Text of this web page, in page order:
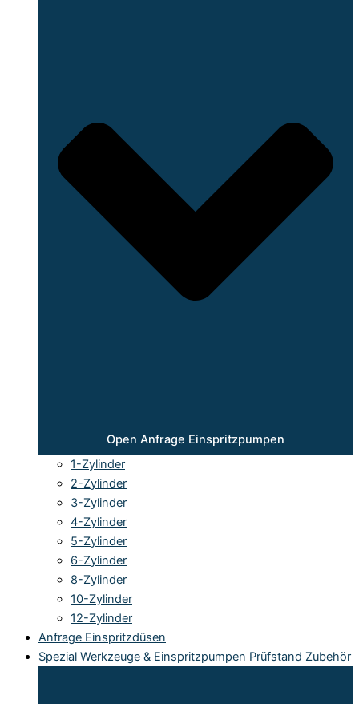
Open Anfrage Einspritzpumpen
1-Zylinder
2-Zylinder
3-Zylinder
4-Zylinder
5-Zylinder
6-Zylinder
8-Zylinder
10-Zylinder
12-Zylinder
Anfrage Einspritzdüsen
Spezial Werkzeuge & Einspritzpumpen Prüfstand Zubehör